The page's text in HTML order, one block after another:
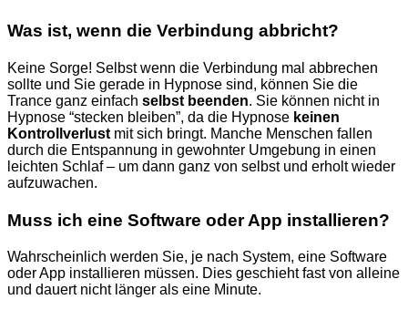
Was ist, wenn die Verbindung abbricht?
Keine Sorge! Selbst wenn die Verbindung mal abbrechen
sollte und Sie gerade in Hypnose sind, können Sie die
Trance ganz einfach selbst beenden. Sie können nicht in
Hypnose “stecken bleiben”, da die Hypnose keinen
Kontrollverlust mit sich bringt. Manche Menschen fallen
durch die Entspannung in gewohnter Umgebung in einen
leichten Schlaf – um dann ganz von selbst und erholt wieder
aufzuwachen.
Muss ich eine Software oder App installieren?
Wahrscheinlich werden Sie, je nach System, eine Software
oder App installieren müssen. Dies geschieht fast von alleine
und dauert nicht länger als eine Minute.